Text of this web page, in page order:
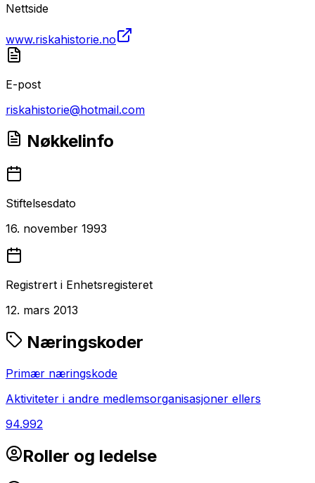
Nettside
www.riskahistorie.no
E-post
riskahistorie@hotmail.com
Nøkkelinfo
Stiftelsesdato
16. november 1993
Registrert i Enhetsregisteret
12. mars 2013
Næringskoder
Primær næringskode
Aktiviteter i andre medlemsorganisasjoner ellers
94.992
Roller og ledelse